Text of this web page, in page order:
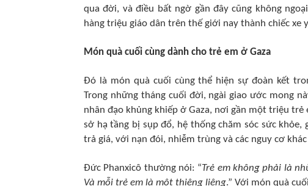
qua đời, và điều bất ngờ gần đây cũng không
hàng triệu giáo dân trên thế giới nay thành chiếc xe
Món quà cuối cùng dành cho trẻ em ở Gaza
Đó là món quà cuối cùng thể hiện sự đoàn kết
Trong những tháng cuối đời, ngài giao ước mong
nhân đạo khủng khiếp ở Gaza, nơi gần một triệu
sở hạ tầng bị sụp đổ, hệ thống chăm sóc sức
trả giá, với nạn đói, nhiễm trùng và các nguy cơ
Đức Phanxicô thường nói: “Trẻ em không phải là
Và mỗi trẻ em là một thiêng liêng.” Với món quà